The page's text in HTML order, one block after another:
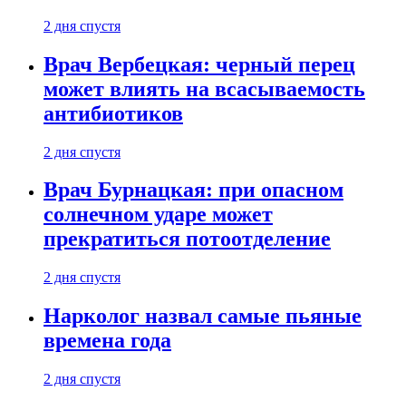
2 дня спустя
Врач Вербецкая: черный перец
может влиять на всасываемость
антибиотиков
2 дня спустя
Врач Бурнацкая: при опасном
солнечном ударе может
прекратиться потоотделение
2 дня спустя
Нарколог назвал самые пьяные
времена года
2 дня спустя